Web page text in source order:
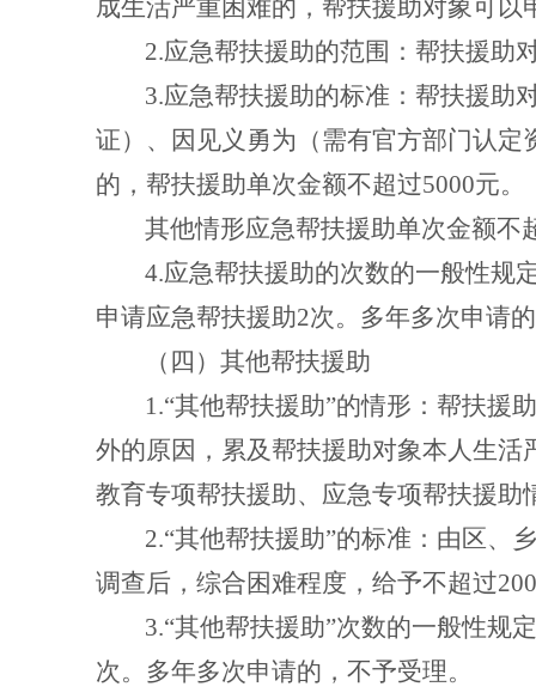
成生活严重困难的，帮扶援助对象可以
2.应急帮扶援助的范围：帮扶援助
3.应急帮扶援助的标准：帮扶援助
证）、因见义勇为（需有官方部门认
的，帮扶援助单次金额不超过5000元。
其他情形应急帮扶援助单次金额不
4.应急帮扶援助的次数的一般性规
申请应急帮扶援助2次。多年多次申请
（四）其他帮扶援助
1.“其他帮扶援助”的情形：帮扶援
外的原因，累及帮扶援助对象本人生
教育专项帮扶援助、应急专项帮扶援助
2.“其他帮扶援助”的标准：由区、
调查后，综合困难程度，给予不超过
3.“其他帮扶援助”次数的一般性规
次。多年多次申请的，不予受理。